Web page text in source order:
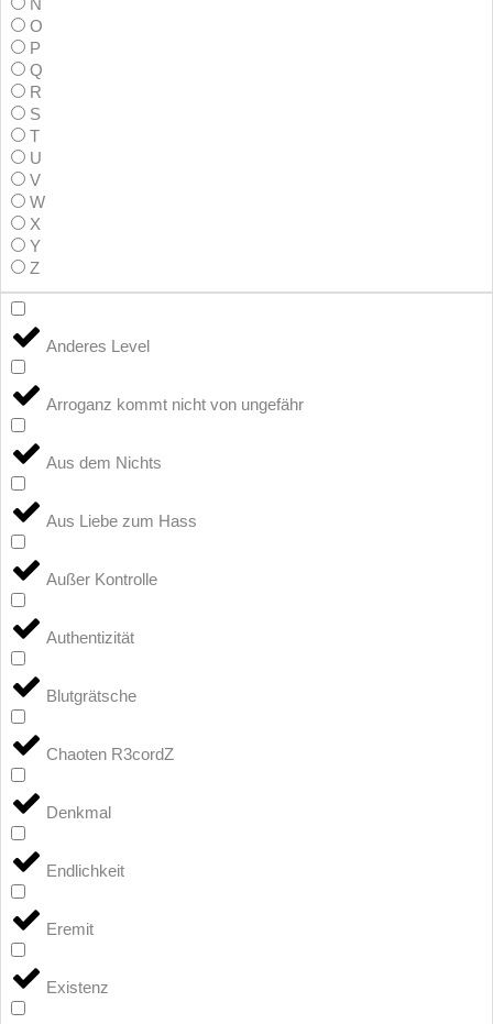
N
O
P
Q
R
S
T
U
V
W
X
Y
Z
Anderes Level
Arroganz kommt nicht von ungefähr
Aus dem Nichts
Aus Liebe zum Hass
Außer Kontrolle
Authentizität
Blutgrätsche
Chaoten R3cordZ
Denkmal
Endlichkeit
Eremit
Existenz